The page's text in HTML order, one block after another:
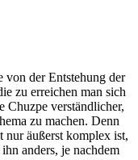
von der Entstehung der
zu erreichen man sich
Chuzpe verständlicher,
zu machen. Denn
äußerst komplex ist,
anders, je nachdem